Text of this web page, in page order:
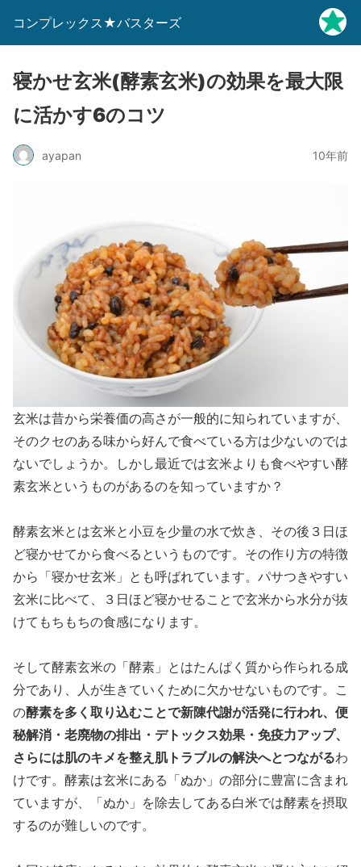
コンプレックス★バスターズ
寝かせ玄米(酵素玄米)の効果を最大限
に活かす6のコツ
ayapan 10年前
玄米は昔から栄養価の高さが一般的に知られていますが、
そのクセのある味から好んで食べている方は少ないのでは
ないでしょうか。しかし最近では玄米よりも食べやすい酵
素玄米というものがあるのを知っていますか？
酵素玄米とは玄米と小豆を少量の水で炊き、その後３日ほ
ど寝かせてから食べるというものです。その作り方の特徴
から「寝かせ玄米」とも呼ばれています。パサつきやすい
玄米に比べて、３日ほど寝かせることで玄米から水分が抜
けてもちもちの食感になります。
そして酵素玄米の「酵素」とはたんぱく質から作られる成
分であり、人が生きていくために欠かせないものです。こ
の酵素を多く取り込むことで新陳代謝が活発に行われ、便
秘解消・老廃物の排出・デトックス効果・免疫力アップ、
さらには肌のキメを整え肌トラブルの解決へとつながるわ
けです。酵素は玄米にある「ぬか」の部分に豊富に含まれ
ていますが、「ぬか」を除去してある白米では酵素を摂取
するのが難しいのです。